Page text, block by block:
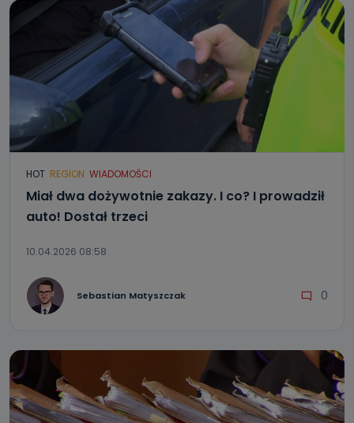
HOT REGION WIADOMOŚCI
Miał dwa dożywotnie zakazy. I co? I prowadził
auto! Dostał trzeci
10.04.2026 08:58
Sebastian Matyszczak 0